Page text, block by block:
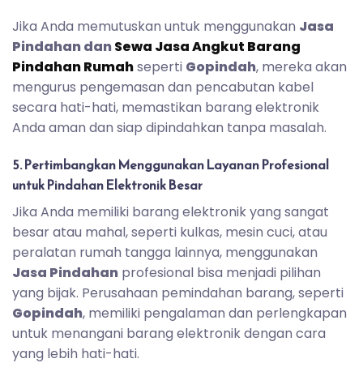
Jika Anda memutuskan untuk menggunakan Jasa
Pindahan danSewa Jasa Angkut Barang
Pindahan Rumahseperti Gopindah, mereka akan
mengurus pengemasan dan pencabutan kabel
secara hati-hati, memastikan barang elektronik
Anda aman dan siap dipindahkan tanpa masalah.
5. Pertimbangkan Menggunakan Layanan Profesional
untuk Pindahan Elektronik Besar
Jika Anda memiliki barang elektronik yang sangat
besar atau mahal, seperti kulkas, mesin cuci, atau
peralatan rumah tangga lainnya, menggunakan
Jasa Pindahan profesional bisa menjadi pilihan
yang bijak. Perusahaan pemindahan barang, seperti
Gopindah, memiliki pengalaman dan perlengkapan
untuk menangani barang elektronik dengan cara
yang lebih hati-hati.